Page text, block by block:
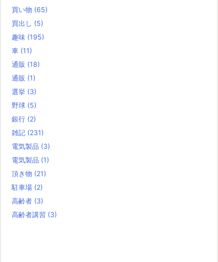
買い物 (65)
買出し (5)
趣味 (195)
車 (11)
通販 (18)
通販 (1)
選挙 (3)
野球 (5)
銀行 (2)
雑記 (231)
電気製品 (3)
電気製品 (1)
頂き物 (21)
駐車場 (2)
高齢者 (3)
高齢者講習 (3)